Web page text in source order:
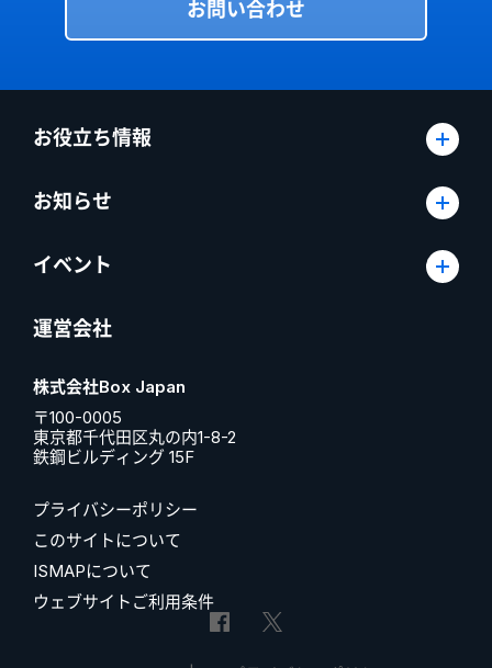
お問い合わせ
お役立ち情報
お知らせ
イベント
運営会社
株式会社Box Japan
〒100-0005
東京都千代田区丸の内1-8-2
鉄鋼ビルディング 15F
プライバシーポリシー
このサイトについて
ISMAPについて
ウェブサイトご利用条件